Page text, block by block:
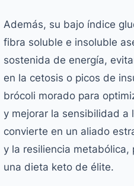
Además, su bajo índice
fibra soluble e insoluble
sostenida de energía,
en la cetosis o picos de
brócoli morado para
y mejorar la sensibilidad a
convierte en un aliado
y la resiliencia
una dieta keto de élite.